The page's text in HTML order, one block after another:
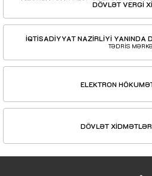
DÖVLƏT VERGİ
İQTİSADİYYAT NAZİRLİYİ YANINDA
TƏDRİS
ELEKTRON
DÖVLƏT